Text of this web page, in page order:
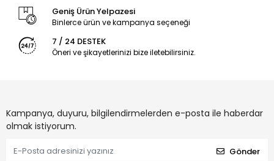
Geniş Ürün Yelpazesi
Binlerce ürün ve kampanya seçeneği
7 / 24 DESTEK
Öneri ve şikayetlerinizi bize iletebilirsiniz.
Kampanya, duyuru, bilgilendirmelerden e-posta ile haberdar
olmak istiyorum.
Gönder